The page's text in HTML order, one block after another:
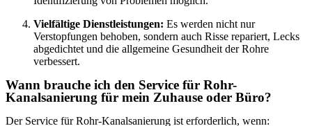
Vielfältige Dienstleistungen: Es werden nicht nur
Verstopfungen behoben, sondern auch Risse repariert, Lecks
abgedichtet und die allgemeine Gesundheit der Rohre
verbessert.
Wann brauche ich den Service für Rohr-
Kanalsanierung für mein Zuhause oder Büro?
Der Service für Rohr-Kanalsanierung ist erforderlich, wenn: